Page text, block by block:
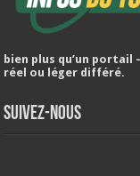
bien plus qu’un
réel ou léger différé.
Suivez-nous